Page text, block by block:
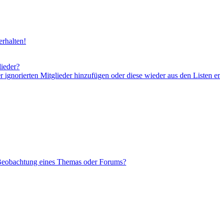
Mitglieder hinzufügen oder diese wieder aus den Listen
eines Themas oder Forums?